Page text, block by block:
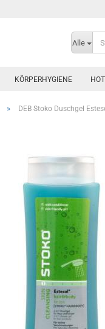
Alle
KÖRPERHYGIENE
» DEB Stoko Duschgel